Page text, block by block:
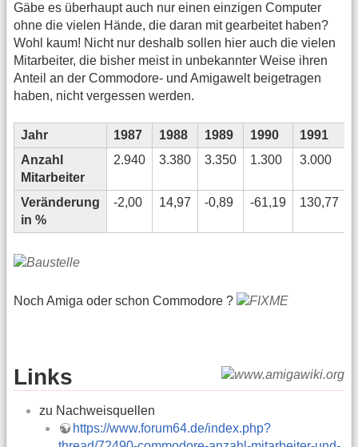
Gäbe es überhaupt auch nur einen einzigen Computer
ohne die vielen Hände, die daran mit gearbeitet haben?
Wohl kaum! Nicht nur deshalb sollen hier auch die vielen
Mitarbeiter, die bisher meist in unbekannter Weise ihren
Anteil an der Commodore- und Amigawelt beigetragen
haben, nicht vergessen werden.
Jahr 1987 1988 1989 1990 1991
Anzahl
Mitarbeiter
2.940 3.380 3.350 1.300 3.000
Veränderung
in %
-2,00 14,97 -0,89 -61,19 130,77
Noch Amiga oder schon Commodore ?
Links
zu Nachweisquellen
https://www.forum64.de/index.php?